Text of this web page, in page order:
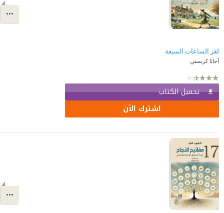
لغز الساعات السبعة
أجاثا كريستي
تحميل الكتاب
اشترك الآن